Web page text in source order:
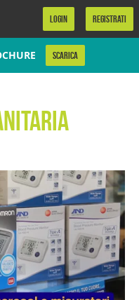
LOGIN REGISTRATI
SCARICA